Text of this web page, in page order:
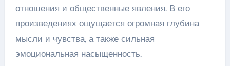
отношения и общественные явления. В его
произведениях ощущается огромная глубина
мысли и чувства, а также сильная
эмоциональная насыщенность.